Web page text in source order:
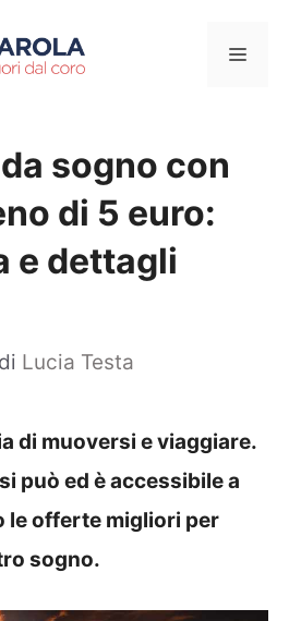
Menu
sogno con
di 5 euro:
e dettagli
di Lucia Testa
di muoversi e viaggiare.
può ed è accessibile a
le offerte migliori per
sogno.